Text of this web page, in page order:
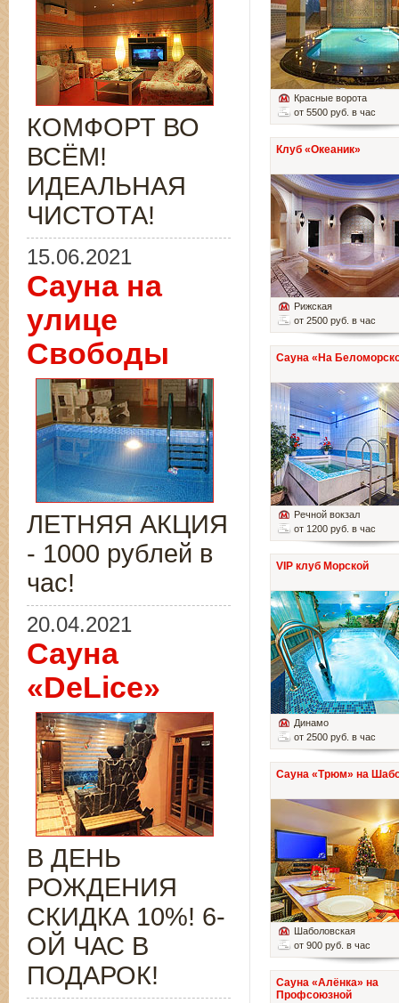
Красные ворота
от 5500 руб. в час
Клуб «Океаник»
Рижская
от 2500 руб. в час
Сауна «На
Речной вокзал
от 1200 руб. в час
VIP клуб Морской
Динамо
от 2500 руб. в час
Сауна «Трюм» на
Шаболовская
от 900 руб. в час
Сауна «Алёнка» на
Профсоюзной
КОМФОРТ ВО
ВСЁМ!
ИДЕАЛЬНАЯ
ЧИСТОТА!
15.06.2021
Сауна на
улице
Свободы
ЛЕТНЯЯ АКЦИЯ
- 1000 рублей в
час!
20.04.2021
Сауна
«DeLice»
В ДЕНЬ
РОЖДЕНИЯ
СКИДКА 10%! 6-
ОЙ ЧАС В
ПОДАРОК!